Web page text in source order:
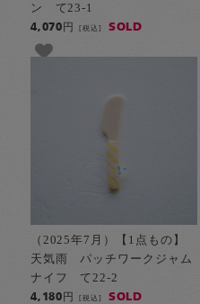
ン て23-1
4,070円[税込] SOLD
（2025年7月）【1点もの】
天気雨 パッチワークジャム
ナイフ て22-2
4,180円[税込] SOLD